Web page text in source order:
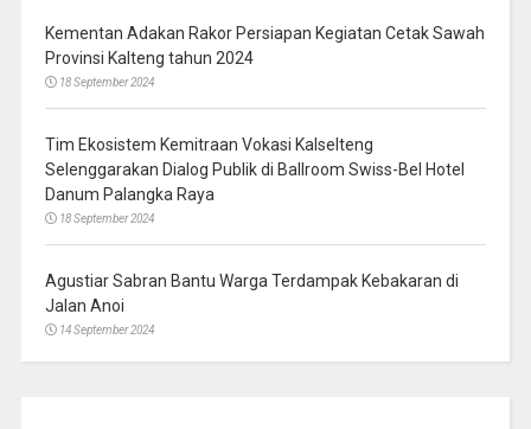
Kementan Adakan Rakor Persiapan Kegiatan Cetak Sawah
Provinsi Kalteng tahun 2024
18 September 2024
Tim Ekosistem Kemitraan Vokasi Kalselteng
Selenggarakan Dialog Publik di Ballroom Swiss-Bel Hotel
Danum Palangka Raya
18 September 2024
Agustiar Sabran Bantu Warga Terdampak Kebakaran di
Jalan Anoi
14 September 2024